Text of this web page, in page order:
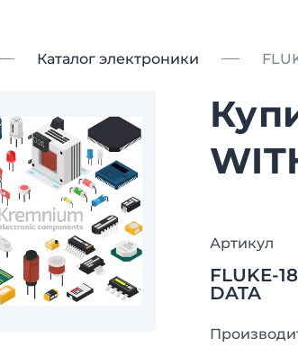
Каталог электроники
Артикул
FLUKE-
DATA